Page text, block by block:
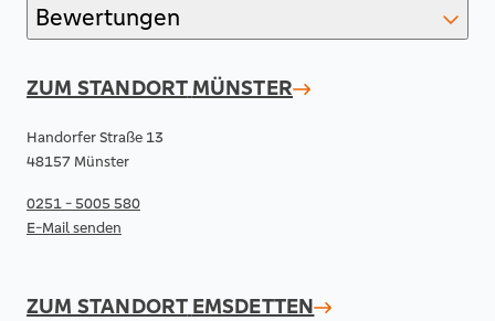
Bewertungen
ZUM STANDORT MÜNSTER
Handorfer Straße 13
48157 Münster
0251 - 5005 580
E-Mail senden
ZUM STANDORT EMSDETTEN